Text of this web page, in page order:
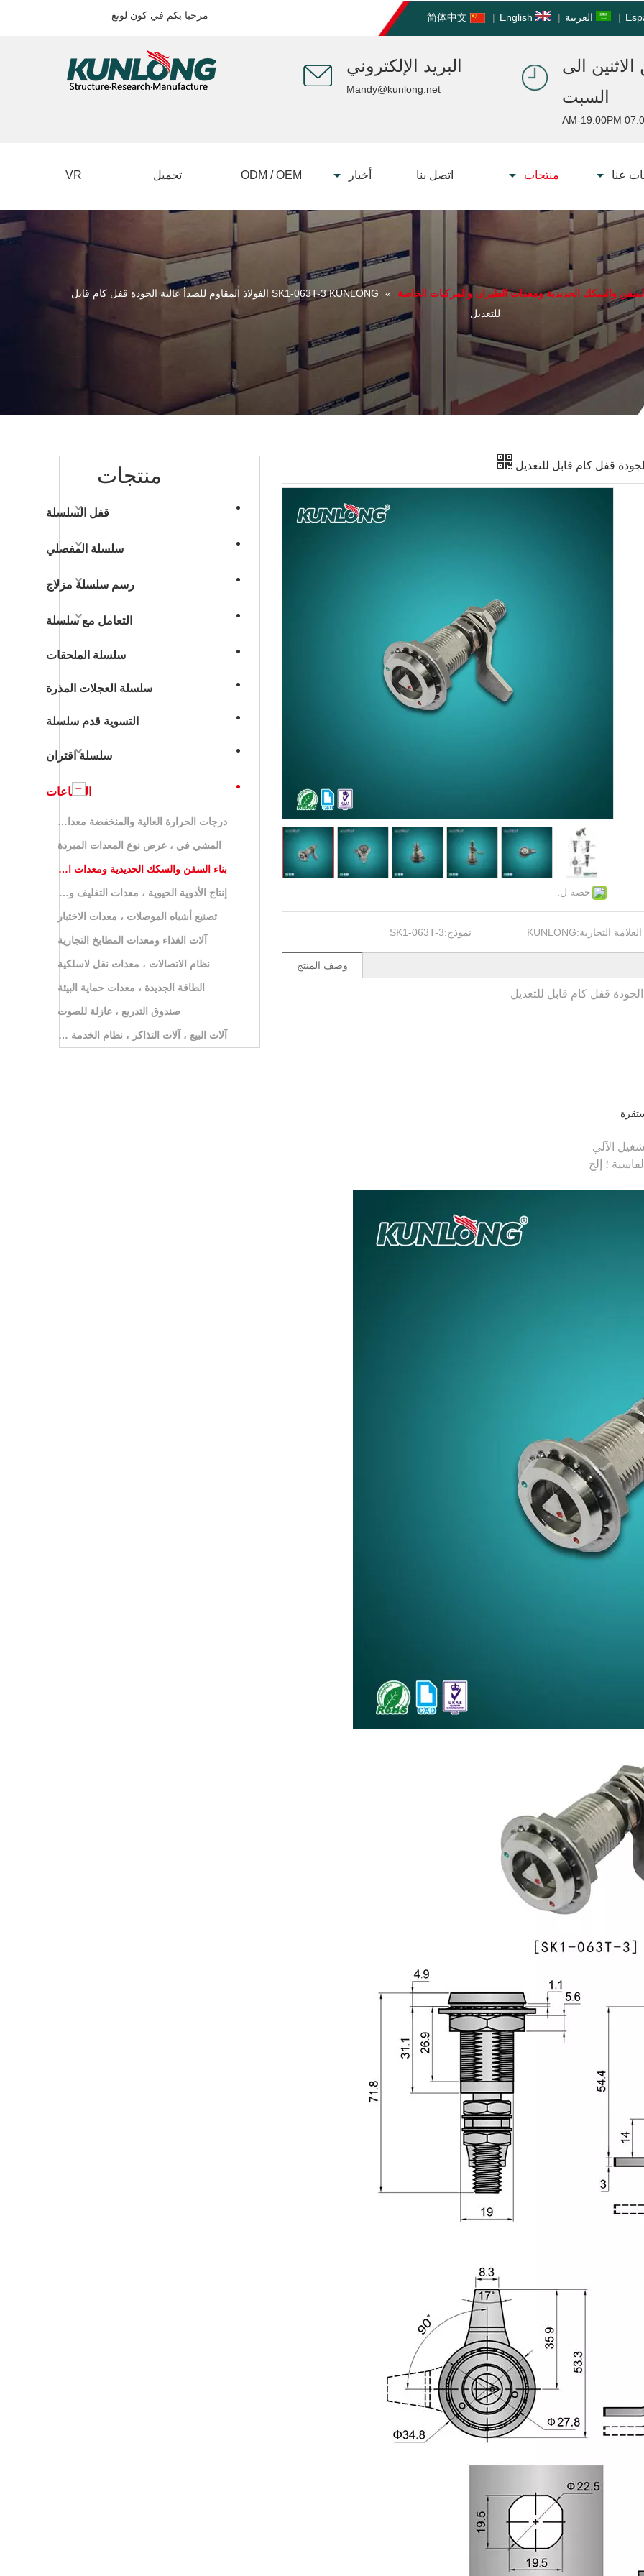
مرحبا بكم في كون لونغ | العربية |
English
|
简体中文
البريد الإلكتروني
Mandy@kunlong.net
الى
السبت
07:00 AM-
عنا منتجات اتصل بنا أخبار ODM / OEM تحميل VR
السفن والسكك الحديدية ومعدات الطيران والمركبات الخاصة »
SK1-063T-3 KUNLONG الفولاذ المقاوم للصدأ عالية الجودة قفل كام قابل
للتعديل
منتجات
قفل السلسلة
سلسلة المفصلي
رسم سلسلة مزلاج
التعامل مع سلسلة
سلسلة الملحقات
سلسلة العجلات المذرة
التسوية قدم سلسلة
سلسلة اقتران
الصناعات
درجات الحرارة العالية والمنخفضة معدات اختبار المحاكاة البيئية
المشي في ، عرض نوع المعدات المبردة
بناء السفن والسكك الحديدية ومعدات الطيران والمركبات الخاصة
إنتاج الأدوية الحيوية ، معدات التغليف والتخزين
تصنيع أشباه الموصلات ، معدات الاختبار
آلات الغذاء ومعدات المطابخ التجارية
نظام الاتصالات ، معدات نقل لاسلكية
الطاقة الجديدة ، معدات حماية البيئة
صندوق التدريع ، عازلة للصوت
آلات البيع ، آلات التذاكر ، نظام الخدمة الذاتية
حصة ل:
نموذج:SK1-063T-3 العلامة التجارية:KUNLONG
وصف المنتج
الآلي
؛ إلخ